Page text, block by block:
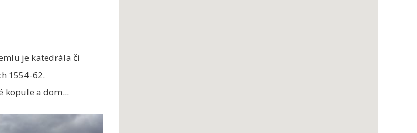
je katedrála či
1554-62.
kopule a dom...